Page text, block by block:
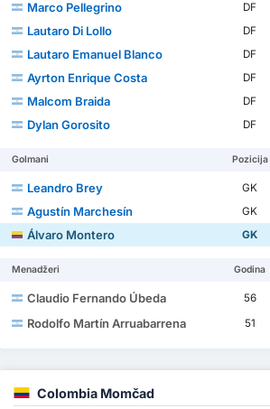
Marco Pellegrino DF
Lautaro Di Lollo
DF
Lautaro Emanuel Blanco
DF
Ayrton Enrique Costa
DF
Malcom Braida
DF
Dylan Gorosito
DF
Golmani Pozicija
Leandro Brey GK
Agustín Marchesín
GK
Álvaro Montero
GK
Menadžeri Godina
Claudio Fernando Úbeda 56
Rodolfo Martín Arruabarrena 51
Colombia Momčad